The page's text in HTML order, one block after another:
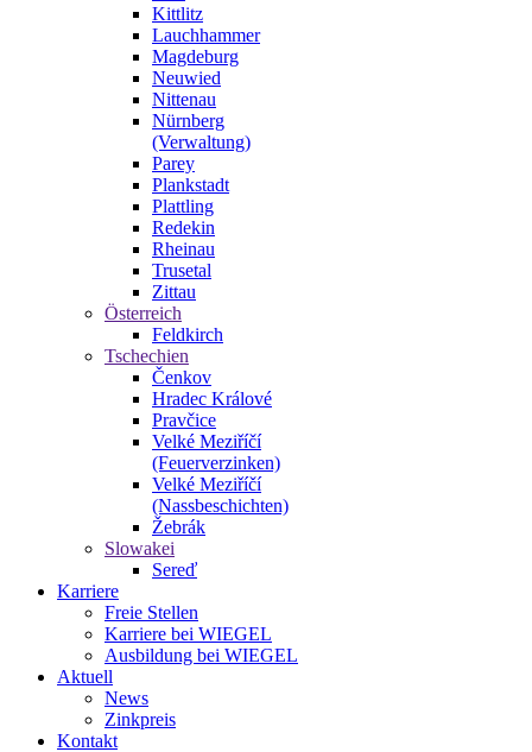
Kittlitz
Lauchhammer
Magdeburg
Neuwied
Nittenau
Nürnberg
(Verwaltung)
Parey
Plankstadt
Plattling
Redekin
Rheinau
Trusetal
Zittau
Österreich
Feldkirch
Tschechien
Čenkov
Hradec Králové
Pravčice
Velké Meziříčí
(Feuerverzinken)
Velké Meziříčí
(Nassbeschichten)
Žebrák
Slowakei
Sereď
Karriere
Freie Stellen
Karriere bei WIEGEL
Ausbildung bei WIEGEL
Aktuell
News
Zinkpreis
Kontakt